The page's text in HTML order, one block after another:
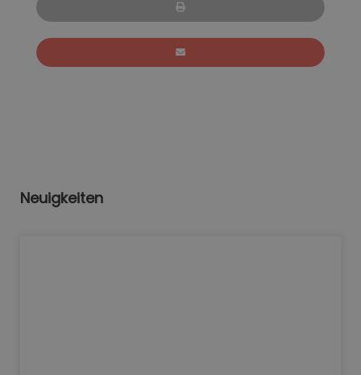
Neuigkeiten